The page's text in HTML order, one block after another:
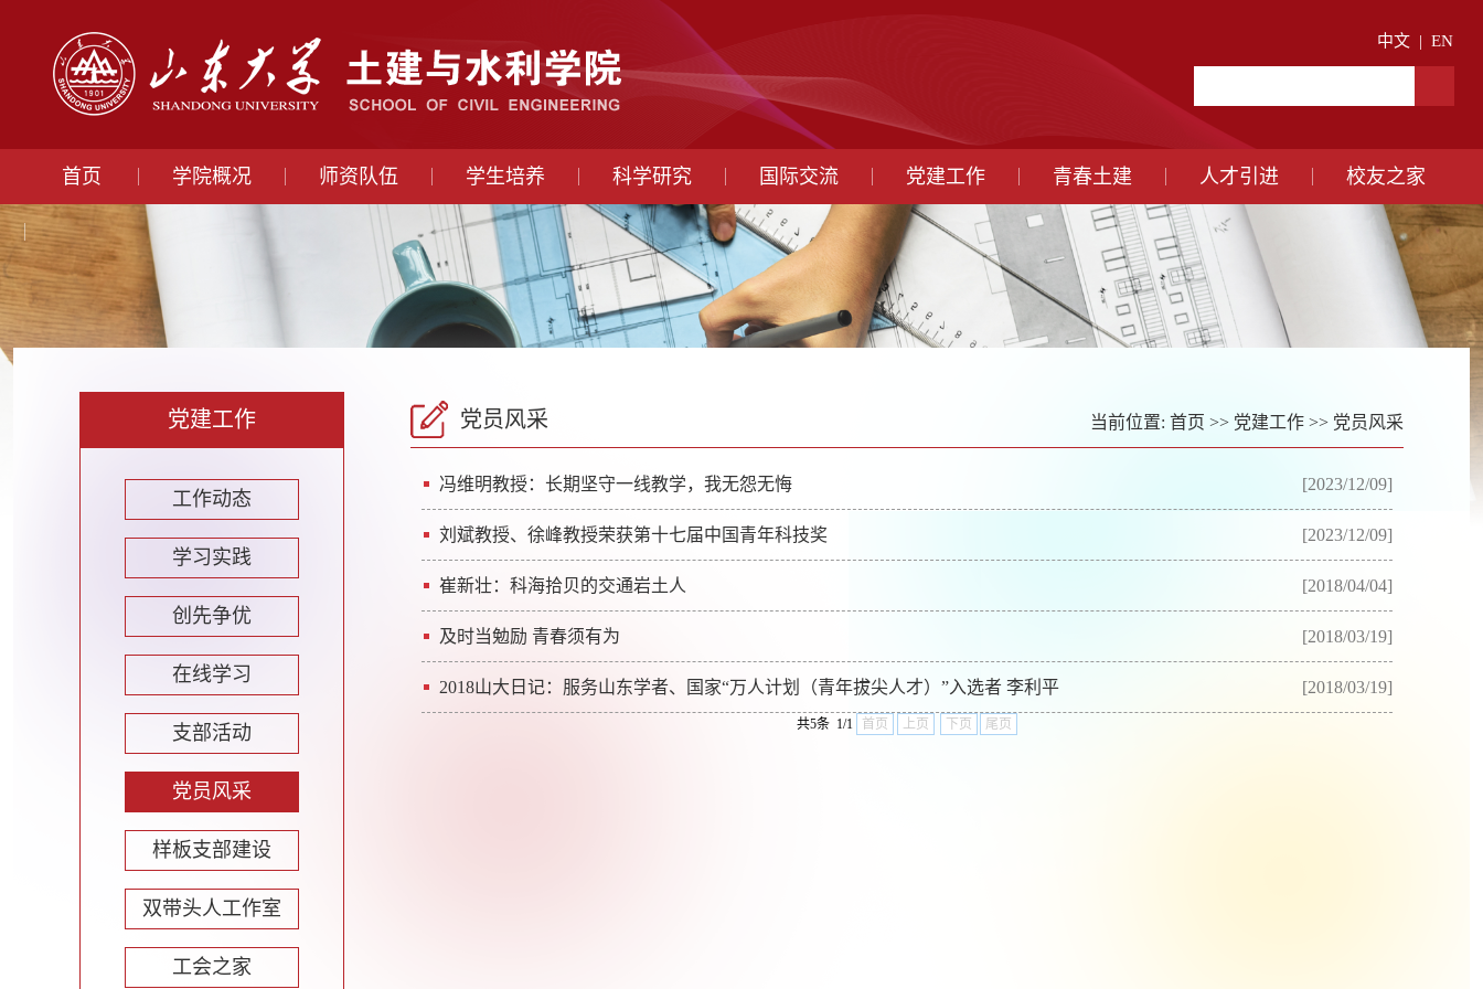
中文 | EN
首页 学院概况 师资队伍 学生培养 科学研究 国际交流 党建工作 青春土建 人才引进 校友之家
党建工作
工作动态
学习实践
创先争优
在线学习
支部活动
党员风采
样板支部建设
双带头人工作室
工会之家
党员风采 当前位置: 首页 >> 党建工作 >> 党员风采
[2023/12/09]
​冯维明教授：长期坚守一线教学，我无怨无悔
[2023/12/09]
刘斌教授、徐峰教授荣获第十七届中国青年科技奖
[2018/04/04]
崔新壮：科海拾贝的交通岩土人
[2018/03/19]
及时当勉励 青春须有为
[2018/03/19]
2018山大日记：服务山东学者、国家“万人计划（青年拔尖人才）”入选者 李利平
共5条 1/1 首页 上页 下页 尾页